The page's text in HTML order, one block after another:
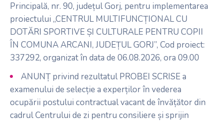
Principală, nr. 90, județul Gorj, pentru implementarea
proiectului „CENTRUL MULTIFUNCȚIONAL CU
DOTĂRI SPORTIVE ȘI CULTURALE PENTRU COPII
ÎN COMUNA ARCANI, JUDEȚUL GORJ”, Cod proiect:
337292, organizat în data de 06.08.2026, ora 09.00
ANUNȚ privind rezultatul PROBEI SCRISE a
examenului de selecție a experților în vederea
ocupării postului contractual vacant de învățător din
cadrul Centrului de zi pentru consiliere și sprijin